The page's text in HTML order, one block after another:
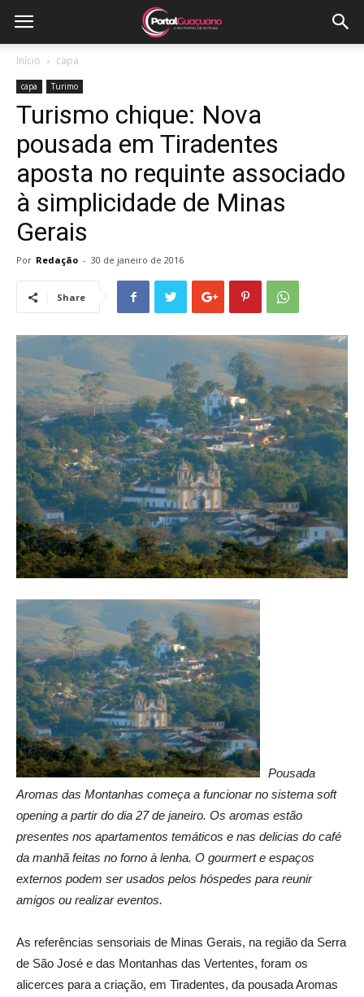
Início capa
capa Turimo
Turismo chique: Nova
pousada em Tiradentes
aposta no requinte associado
à simplicidade de Minas
Gerais
Por Redação - 30 de janeiro de 2016
Share
Pousada
Aromas das Montanhas começa a funcionar no sistema soft
opening a partir do dia 27 de janeiro. Os aromas estão
presentes nos apartamentos temáticos e nas delicias do café
da manhã feitas no forno à lenha. O gourmert e espaços
externos podem ser usados pelos hóspedes para reunir
amigos ou realizar eventos.
As referências sensoriais de Minas Gerais, na região da Serra
de São José e das Montanhas das Vertentes, foram os
alicerces para a criação, em Tiradentes, da pousada Aromas